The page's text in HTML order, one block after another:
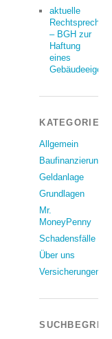
aktuelle
– BGH zur
Haftung
eines
KATEGORIEN
Allgemein
Baufinanzierung
Geldanlage
Grundlagen
Mr.
MoneyPenny
Schadensfälle
Über uns
Versicherungen